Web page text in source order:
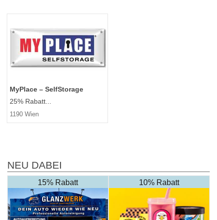
MyPlace – SelfStorage
25% Rabatt...
1190 Wien
NEU DABEI
15% Rabatt 10% Rabatt